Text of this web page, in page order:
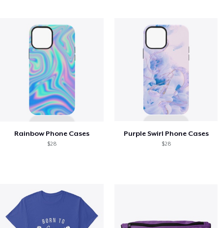
Rainbow Phone Cases
$28
Purple Swirl Phone Cases
$28